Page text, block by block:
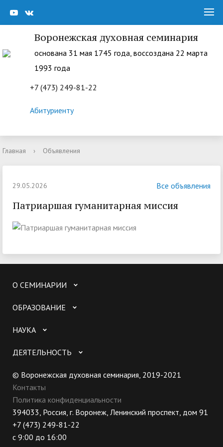
Воронежская духовная семинария
основана 31 мая 1745 года, воссоздана 22 марта
1993 года
+7 (473) 249-81-22
Абитуриенту
Главная › Объявления
29.05.2026 Все объявления
Патриаршая гуманитарная миссия
О СЕМИНАРИИ
ОБРАЗОВАНИЕ
НАУКА
ДЕЯТЕЛЬНОСТЬ
© Воронежская духовная семинария, 2019-2021
Контакты
Политика конфиденциальности
394033, Россия, г. Воронеж, Ленинский проспект, дом 91
+7 (473) 249-81-22
с 9:00 до 16:00